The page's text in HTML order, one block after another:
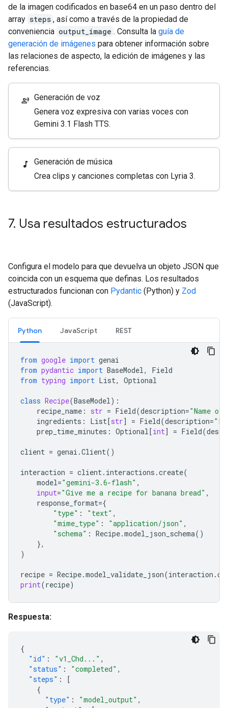
de la imagen codificados en base64 en un paso dentro del
array steps , así como a través de la propiedad de
conveniencia output_image . Consulta la guía de
generación de imágenes para obtener información sobre
las relaciones de aspecto, la edición de imágenes y las
referencias.
record_voice_over Generación de voz
Genera voz expresiva con varias voces con
Gemini 3.1 Flash TTS.
music_note
Generación de música
Crea clips y canciones completas con Lyria 3.
7. Usa resultados estructurados
Configura el modelo para que devuelva un objeto JSON que
coincida con un esquema que definas. Los resultados
estructurados funcionan con Pydantic (Python) y Zod
(JavaScript).
Python JavaScript REST
from google import genai
from pydantic import BaseModel,
Field
from typing import List, Optional
class Recipe(BaseModel):
recipe_name : str = Field(description="Name
ingredients : List[str] = Field(description=
prep_time_minutes : Optional[int] = Field(
client = genai .Client()
interaction = client. interactions .create(
model="gemini-3.6-flash" ,
input="Give me a recipe for banana bread" ,
response_format={
"type" : "text" ,
"mime_type" : "application/json" ,
"schema" : Recipe.model_json_schema()
},
)
recipe = Recipe.model_validate_json(interaction .
print(recipe)
Respuesta:
{
"id" : "v1_Chd..." ,
"status" : "completed" ,
"steps" :
[
{
"type" : "model_output" ,